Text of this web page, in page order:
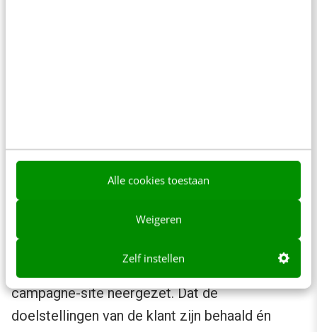
Alle cookies toestaan
Weigeren
Zelf instellen
Waarom moet dit initiatief de Dutch
Interactive Awards winnen?
“In korte tijd hebben we een succesvolle
campagne-site neergezet. Dat de
doelstellingen van de klant zijn behaald én